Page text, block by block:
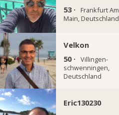
53 ·
Frankfurt Am
Main, Deutschland
Velkon
50 · Villingen-
schwenningen,
Deutschland
Eric130230